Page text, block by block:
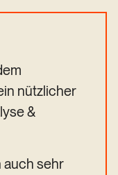
nützlicher
&
auch sehr